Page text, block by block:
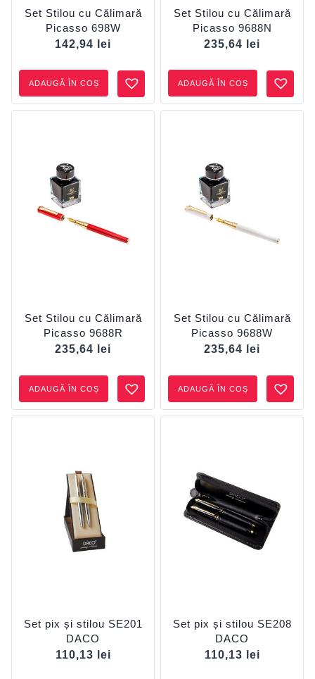
Set Stilou cu Călimară
Picasso 698W
142,94
lei
ADAUGĂ ÎN COȘ
Set Stilou cu Călimară
Picasso 9688N
235,64
lei
ADAUGĂ ÎN COȘ
Set Stilou cu Călimară
Picasso 9688R
235,64
lei
ADAUGĂ ÎN COȘ
Set Stilou cu Călimară
Picasso 9688W
235,64
lei
ADAUGĂ ÎN COȘ
Set pix și stilou SE201
DACO
110,13
lei
Set pix și stilou SE208
DACO
110,13
lei